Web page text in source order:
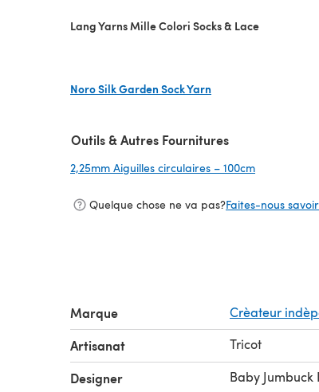
Lang Yarns Mille Colori Socks & Lace
Noro Silk Garden Sock Yarn
Outils & Autres Fournitures
2,25mm Aiguilles circulaires – 100cm
Quelque chose ne va pas?Faites-nous
Marque Crèateur
Artisanat Tricot
Designer Baby Jumbuck